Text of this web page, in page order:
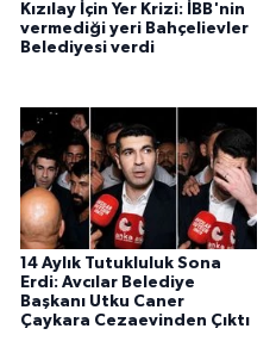
Kızılay İçin Yer Krizi: İBB'nin
vermediği yeri Bahçelievler
Belediyesi verdi
14 Aylık Tutukluluk Sona
Erdi: Avcılar Belediye
Başkanı Utku Caner
Çaykara Cezaevinden Çıktı